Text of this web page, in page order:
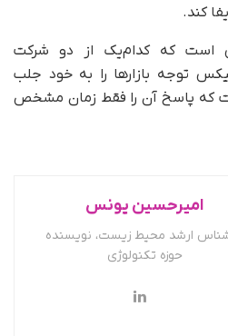
کند.
است که کدام‌یک از دو شرکت
توجه بازارها را به خود جلب
که پاسخ آن را فقط زمان مشخص
امیرحسین یونس
ارشد محیط زیست، نویسنده
حوزه تکنولوژی